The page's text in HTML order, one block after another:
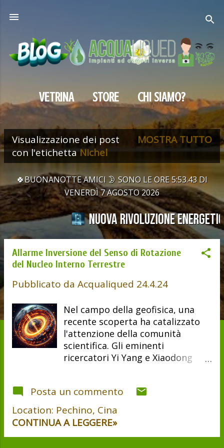
VETRINA STORE CHI SIAMO?
P
o
s
t
Visualizzazione dei post
con l'etichettaNichel
MOSTRA TUTTO
🍀BUONANOTTE AMICI 🌛 SONO LE ORE 5:53.43 DI
VENERDÌ 7 AGOSTO 2026
Allarme Inversione del Senso di Rotazione
del Nucleo Interno Terrestre
Pubblicato da Acqualiqued 24.4.24
Nel campo della geofisica, una
recente scoperta ha catalizzato
l'attenzione della comunità
scientifica. Gli eminenti
ricercatori Yi Yang e Xiaodong
pubblicato su Nature Geoscience
, un fenomeno straordinario:
l'inversione del senso di rotazione
del nucleo interno della Terra . Il
Posta un commento
Location: Pechino, Cina
CONTINUA A LEGGERE»